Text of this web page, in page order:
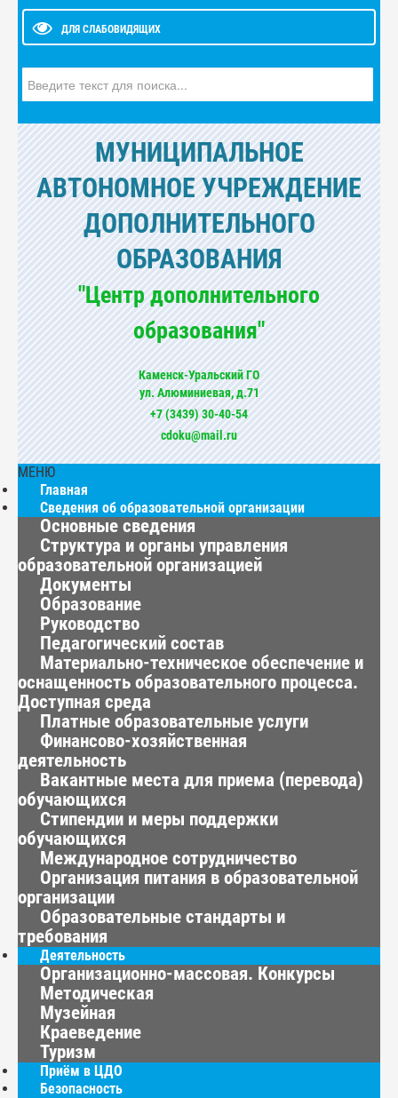
ДЛЯ СЛАБОВИДЯЩИХ
МУНИЦИПАЛЬНОЕ
АВТОНОМНОЕ УЧРЕЖДЕНИЕ
ДОПОЛНИТЕЛЬНОГО
ОБРАЗОВАНИЯ
"Центр дополнительного
образования"
Каменск-Уральский ГО
ул. Алюминиевая, д.71
+7 (3439) 30-40-54
cdoku@mail.ru
МЕНЮ
Главная
Сведения об образовательной организации
Основные сведения
Структура и органы управления
образовательной организацией
Документы
Образование
Руководство
Педагогический состав
Материально-техническое обеспечение и
оснащенность образовательного процесса.
Доступная среда
Платные образовательные услуги
Финансово-хозяйственная
деятельность
Вакантные места для приема (перевода)
обучающихся
Стипендии и меры поддержки
обучающихся
Международное сотрудничество
Организация питания в образовательной
организации
Образовательные стандарты и
требования
Деятельность
Организационно-массовая. Конкурсы
Методическая
Музейная
Краеведение
Туризм
Приём в ЦДО
Безопасность